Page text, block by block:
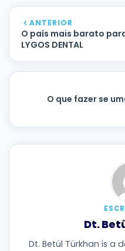
ANTERIOR
O país mais barato
LYGOS DENTAL
O que fazer se
Dt.
Dt. Betül Türkhan is a